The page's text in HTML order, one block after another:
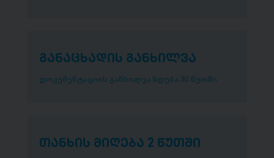
განაცხადის განხილვა
დოკუმენტაციის განხილვა ხდება 30 წუთში
თანხის მიღება 2 წუთში